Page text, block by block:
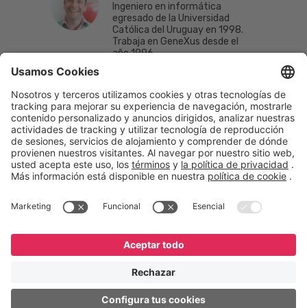
Ingeniero en informática
egresado de la Universidad
Católica del Uruguay en 1998.
Trabaja en GeneXus desde el
año 1996.